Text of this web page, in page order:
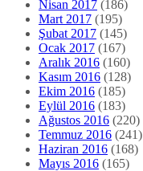
Nisan 2017 (186)
Mart 2017 (195)
Şubat 2017 (145)
Ocak 2017 (167)
Aralık 2016 (160)
Kasım 2016 (128)
Ekim 2016 (185)
Eylül 2016 (183)
Ağustos 2016 (220)
Temmuz 2016 (241)
Haziran 2016 (168)
Mayıs 2016 (165)